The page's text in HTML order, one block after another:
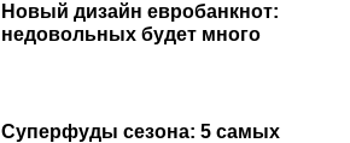
Новый дизайн евробанкнот:
недовольных будет много
Суперфуды сезона: 5 самых